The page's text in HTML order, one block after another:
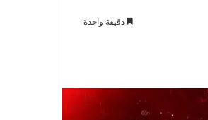
دقيقة واحدة